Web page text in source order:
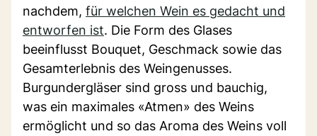
nachdem, für welchen Wein es gedacht und
entworfen ist. Die Form des Glases
beeinflusst Bouquet, Geschmack sowie das
Gesamterlebnis des Weingenusses.
Burgundergläser sind gross und bauchig,
was ein maximales «Atmen» des Weins
ermöglicht und so das Aroma des Weins voll